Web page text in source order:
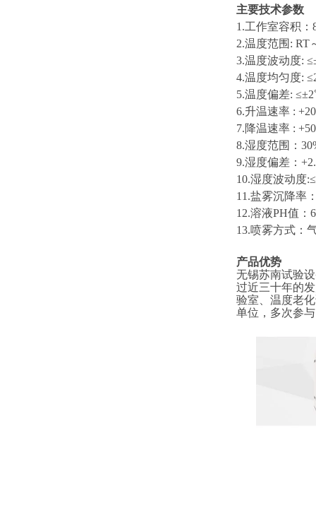
主要技术参数
1.工作室容积：
2.温度范围: RT
3.温度波动度:
4.温度均匀度:
5.温度偏差:
6.升温速率 : +20
7.降温速率 : +50
8.湿度范围：
9.湿度偏差：
10.湿度波动度:
11 .盐雾沉降率
1 2.溶液PH值：
13.喷雾方式：
产品优势
无锡苏南试验
过近三十年的
验室、温度老
单位，多次参